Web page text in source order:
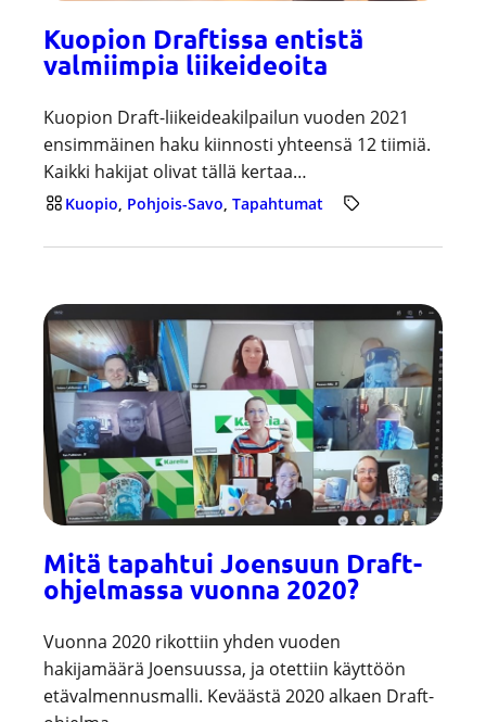
Kuopion Draftissa entistä
valmiimpia liikeideoita
Kuopion Draft-liikeideakilpailun vuoden 2021
ensimmäinen haku kiinnosti yhteensä 12 tiimiä.
Kaikki hakijat olivat tällä kertaa…
Kuopio Pohjois-Savo Tapahtumat
Mitä tapahtui Joensuun Draft-
ohjelmassa vuonna 2020?
Vuonna 2020 rikottiin yhden vuoden
hakijamäärä Joensuussa, ja otettiin käyttöön
etävalmennusmalli. Keväästä 2020 alkaen Draft-